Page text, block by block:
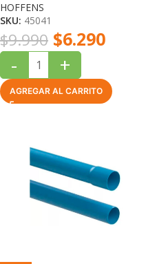
HOFFENS
SKU: 45041
$9.990 $6.290
- +
AGREGAR AL CARRITO